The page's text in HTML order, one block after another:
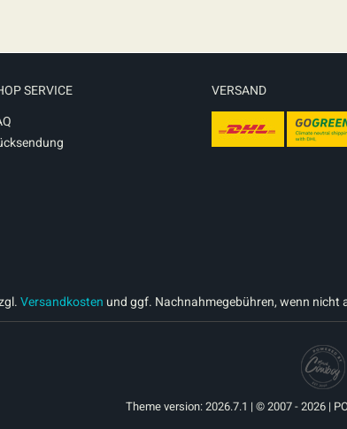
SERVICE
VERSAND
Versandkosten und ggf. Nachnahmegebühren, wenn nicht
Theme version: 2026.7.1 | © 2007 - 2026 |